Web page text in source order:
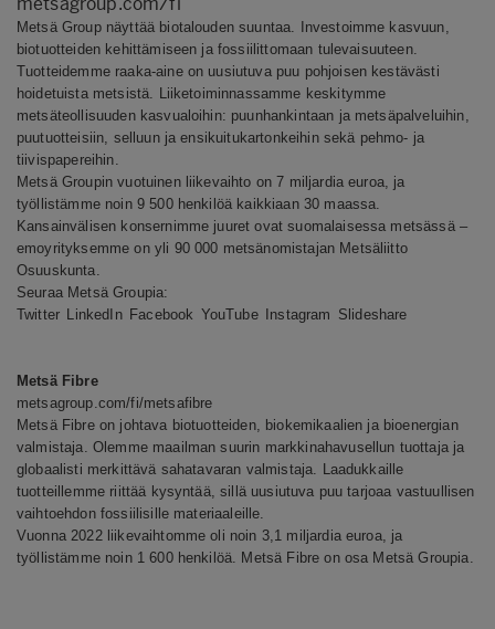
Metsä Group näyttää biotalouden suuntaa. Investoimme kasvuun,
biotuotteiden kehittämiseen ja fossiilittomaan tulevaisuuteen.
Tuotteidemme raaka-aine on uusiutuva puu pohjoisen kestävästi
hoidetuista metsistä. Liiketoiminnassamme keskitymme
metsäteollisuuden kasvualoihin: puunhankintaan ja metsäpalveluihin,
puutuotteisiin, selluun ja ensikuitukartonkeihin sekä pehmo- ja
tiivispapereihin.
Metsä Groupin vuotuinen liikevaihto on 7 miljardia euroa, ja
työllistämme noin 9 500 henkilöä kaikkiaan 30 maassa.
Kansainvälisen konsernimme juuret ovat suomalaisessa metsässä –
emoyrityksemme on yli 90 000 metsänomistajan Metsäliitto
Osuuskunta.
Seuraa Metsä Groupia:
Twitter LinkedIn Facebook YouTube Instagram Slideshare
Metsä Fibre
metsagroup.com/fi/metsafibre
Metsä Fibre on johtava biotuotteiden, biokemikaalien ja bioenergian
valmistaja. Olemme maailman suurin markkinahavusellun tuottaja ja
globaalisti merkittävä sahatavaran valmistaja. Laadukkaille
tuotteillemme riittää kysyntää, sillä uusiutuva puu tarjoaa vastuullisen
vaihtoehdon fossiilisille materiaaleille.
Vuonna 2022 liikevaihtomme oli noin 3,1 miljardia euroa, ja
työllistämme noin 1 600 henkilöä. Metsä Fibre on osa Metsä Groupia.